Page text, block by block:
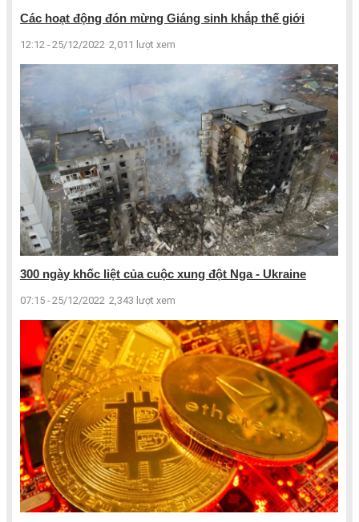
Các hoạt động đón mừng Giáng sinh khắp thế giới
12:12 - 25/12/2022 2,011 lượt xem
300 ngày khốc liệt của cuộc xung đột Nga - Ukraine
07:15 - 25/12/2022 2,343 lượt xem